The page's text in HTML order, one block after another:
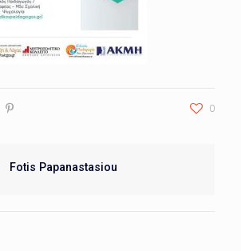
0
Fotis Papanastasiou